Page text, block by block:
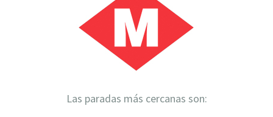
Las paradas más cercanas son: